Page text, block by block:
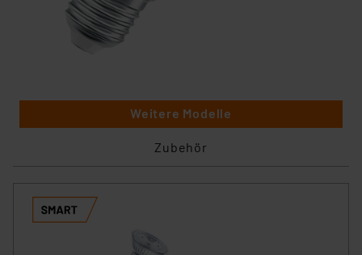
Weitere Modelle
Zubehör